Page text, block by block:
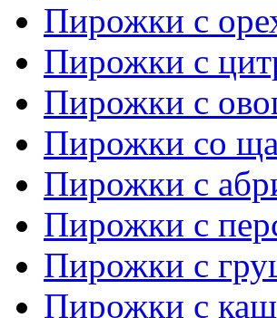
Пирожки с
Пирожки с
Пирожки с
Пирожки со
Пирожки с
Пирожки с
Пирожки с
Пирожки с